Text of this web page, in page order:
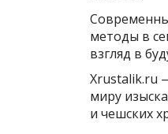
методы в
взгляд в
Xrustalik.ru
миру
и чешских